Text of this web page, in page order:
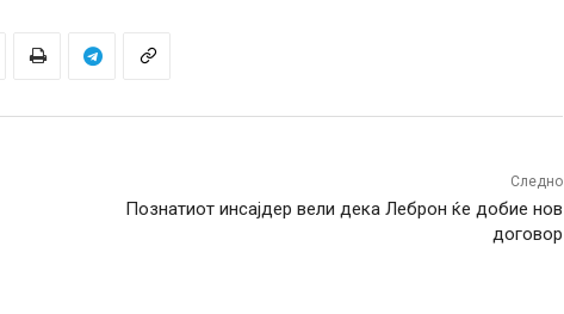
Следно
Познатиот инсајдер вели дека Леброн ќе добие нов
договор